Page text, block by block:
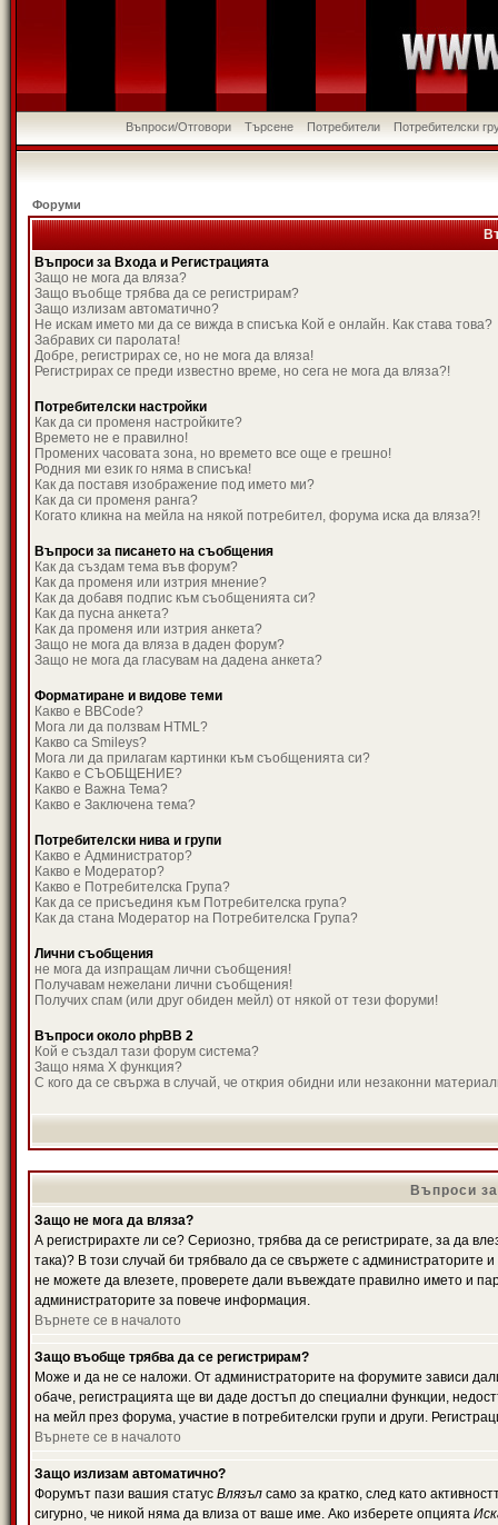
Въпроси/Отговори Търсене Потребители Потребителски
Форуми
Въпроси за Входа и Регистрацията
Защо не мога да вляза?
Защо въобще трябва да се регистрирам?
Защо излизам автоматично?
Не искам името ми да се вижда в списъка Кой е онлайн. Как става това?
Забравих си паролата!
Добре, регистрирах се, но не мога да вляза!
Регистрирах се преди известно време, но сега не мога да вляза?!
Потребителски настройки
Как да си променя настройките?
Времето не е правилно!
Промених часовата зона, но времето все още е грешно!
Родния ми език го няма в списъка!
Как да поставя изображение под името ми?
Как да си променя ранга?
Когато кликна на мейла на някой потребител, форума иска да вляза?!
Въпроси за писането на съобщения
Как да създам тема във форум?
Как да променя или изтрия мнение?
Как да добавя подпис към съобщенията си?
Как да пусна анкета?
Как да променя или изтрия анкета?
Защо не мога да вляза в даден форум?
Защо не мога да гласувам на дадена анкета?
Форматиране и видове теми
Какво е BBCode?
Мога ли да ползвам HTML?
Какво са Smileys?
Мога ли да прилагам картинки към съобщенията си?
Какво е СЪОБЩЕНИЕ?
Какво е Важна Тема?
Какво е Заключена тема?
Потребителски нива и групи
Какво е Администратор?
Какво е Модератор?
Какво е Потребителска Група?
Как да се присъединя към Потребителска група?
Как да стана Модератор на Потребителска Група?
Лични съобщения
не мога да изпращам лични съобщения!
Получавам нежелани лични съобщения!
Получих спам (или друг обиден мейл) от някой от тези форуми!
Въпроси около phpBB 2
Кой е създал тази форум система?
Защо няма X функция?
С кого да се свържа в случай, че открия обидни или незаконни
Въпроси
Защо не мога да вляза?
А регистрирахте ли се? Сериозно, трябва да се регистрирате, за да
така)? В този случай би трябвало да се свържете с администраторите
не можете да влезете, проверете дали въвеждате правилно името и
администраторите за повече информация.
Върнете се в началото
Защо въобще трябва да се регистрирам?
Може и да не се наложи. От администраторите на форумите зависи
обаче, регистрацията ще ви даде достъп до специални функции,
на мейл през форума, участие в потребителски групи и други.
Върнете се в началото
Защо излизам автоматично?
Форумът пази вашия статус Влязъл само за кратко, след като
сигурно, че никой няма да влиза от ваше име. Ако изберете опцията